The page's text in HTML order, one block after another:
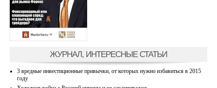
ЖУРНАЛ, ИНТЕРЕСНЫЕ СТАТЬИ
3 вредные инвестиционные привычки, от которых нужно избавиться в 2015
году